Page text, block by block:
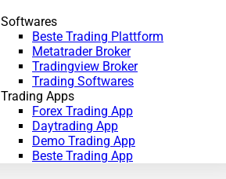
Softwares
Beste Trading Plattform
Metatrader Broker
Tradingview Broker
Trading Softwares
Trading Apps
Forex Trading App
Daytrading App
Demo Trading App
Beste Trading App